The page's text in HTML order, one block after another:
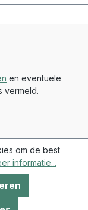
en eventuele
vermeld.
om de best
informatie...